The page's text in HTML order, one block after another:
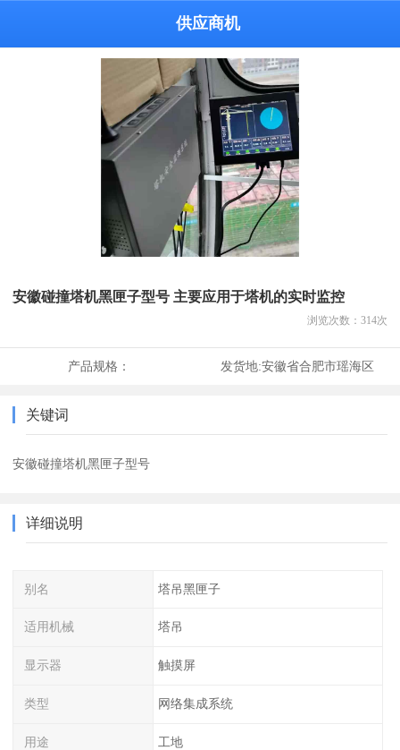
供应商机
安徽碰撞塔机黑匣子型号 主要应用于塔机的实时监控
浏览次数： 314次
产品规格： 发货地:安徽省合肥市瑶海区
关键词
安徽碰撞塔机黑匣子型号
详细说明
别名 塔吊黑匣子
适用机械 塔吊
显示器 触摸屏
类型 网络集成系统
用途 工地